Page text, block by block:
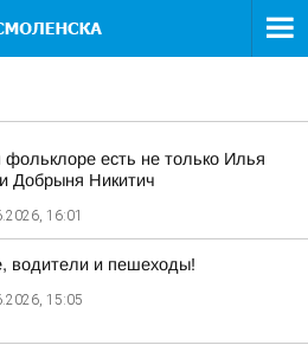
фольклоре есть не только Илья
Добрыня Никитич
16:01
водители и пешеходы!
15:05